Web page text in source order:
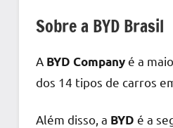
Sobre a BYD Brasil
A BYD Companyé a
dos 14 tipos de carros
Além disso, a BYD é a